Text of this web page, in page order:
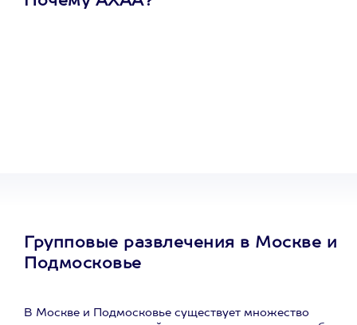
Групповые развлечения в Москве и
Подмосковье
В Москве и Подмосковье существует множество